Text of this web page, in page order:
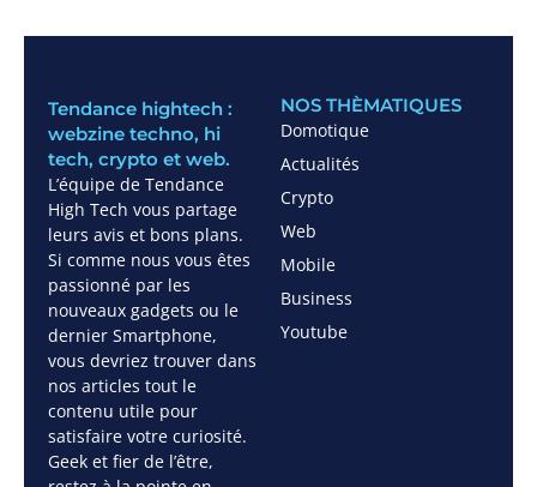
Tendance hightech :
webzine techno, hi
tech, crypto et web.
L’équipe de Tendance
High Tech vous partage
leurs avis et bons plans.
Si comme nous vous êtes
passionné par les
nouveaux gadgets ou le
dernier Smartphone,
vous devriez trouver dans
nos articles tout le
contenu utile pour
satisfaire votre curiosité.
Geek et fier de l’être,
NOS THÈMATIQUES
Domotique
Actualités
Crypto
Web
Mobile
Business
Youtube